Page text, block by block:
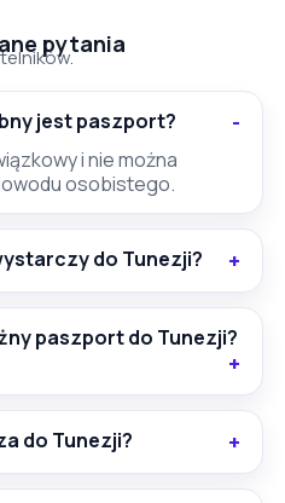
pytania
jest paszport?
i nie można
osobistego.
do Tunezji?
paszport do Tunezji?
do Tunezji?